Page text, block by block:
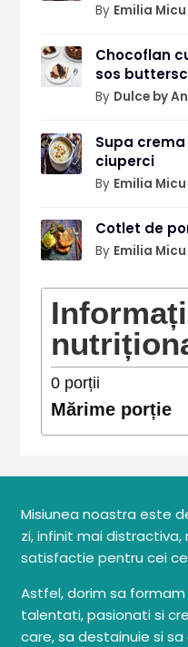
By Emilia Micu
Chocoflan
sos
By Dulce by
Supa
ciuperci
By Emilia Micu
Cotlet de
By Emilia Micu
0porții
Mărime porție
Misiunea noastra este
zi, infinit mai
satisfactie pentru cei
Astfel, dorim sa
talentati, pasionati si
care, sa destainuie si